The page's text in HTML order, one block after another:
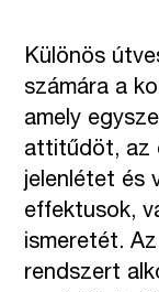
Különös
számára a
amely
attitűdöt, az
jelenlétet és
effektusok,
ismeretét.
rendszert